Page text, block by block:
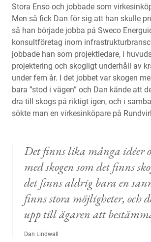
Stora Enso och jobbade som
Men så fick Dan för sig att han skulle
så han började jobba på Sweco
konsultföretag inom
jobbade han som projektledare, i
projektering och skogligt underhåll av
under fem år. I det jobbet var skogen
bara ”stod i vägen” och Dan kände att
dra till skogs på riktigt igen, och i
sökte man en virkesinköpare på
Det finns lika många idéer
med skogen som det finns
det finns aldrig baraen
finns stora möjligheter, och
upp till ägaren att
Dan Lindwall